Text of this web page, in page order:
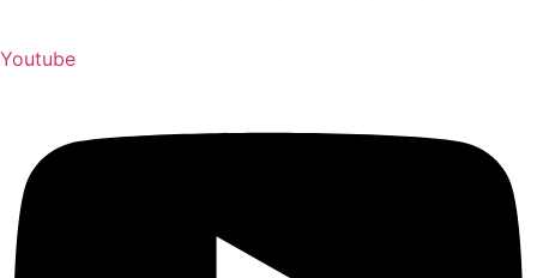
Youtube